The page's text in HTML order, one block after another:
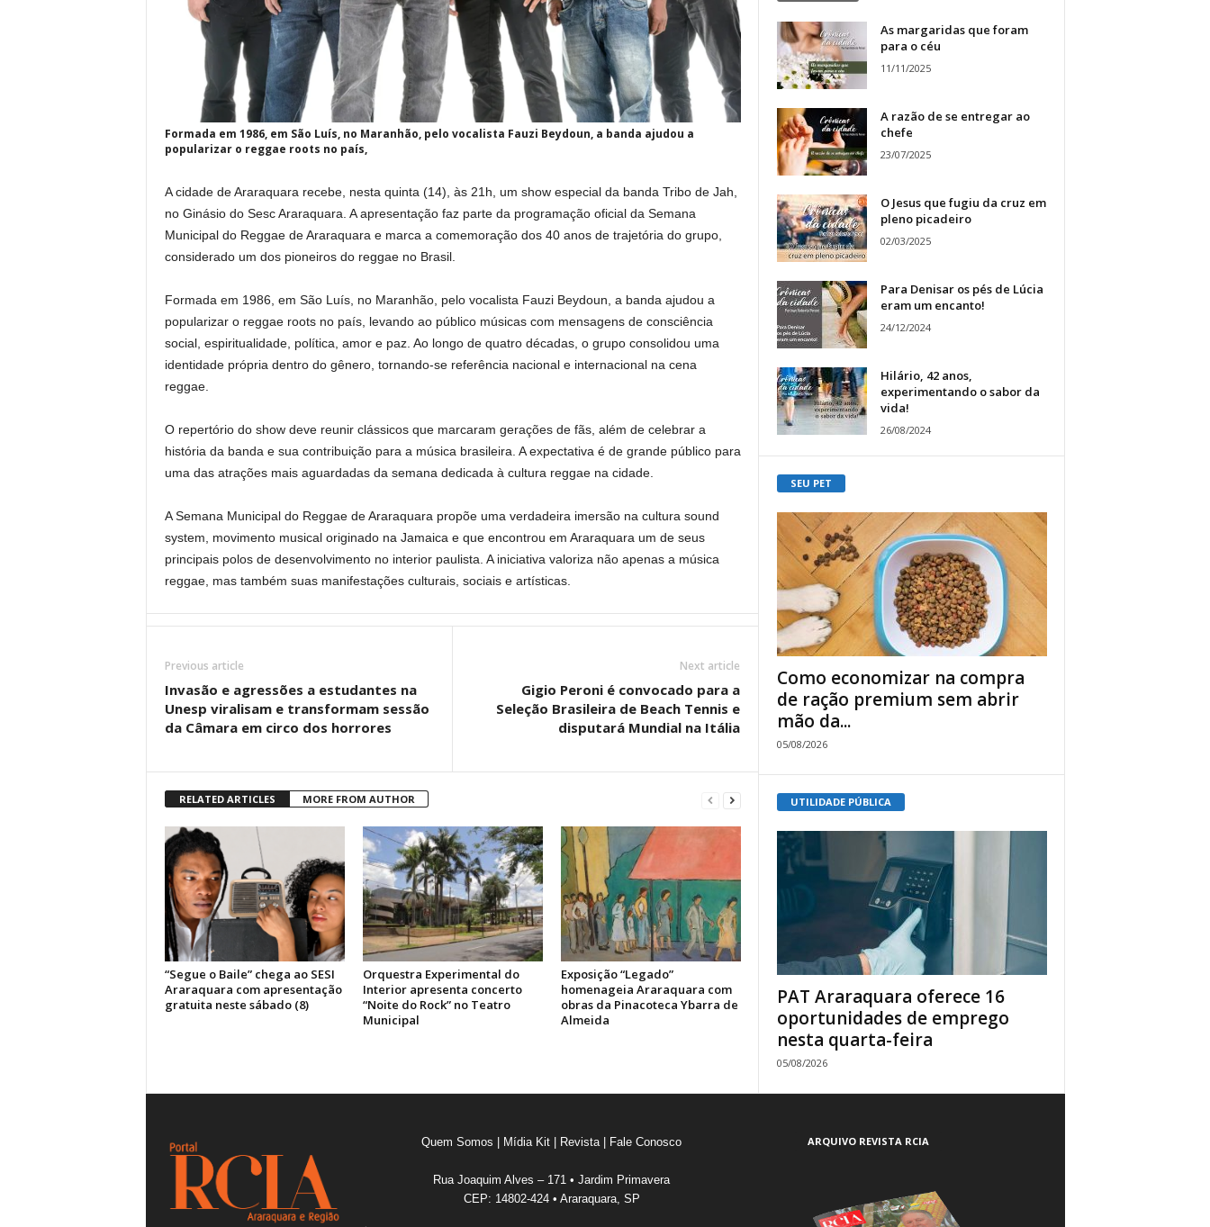
Formada em 1986, em São Luís, no Maranhão, pelo vocalista Fauzi Beydoun, a banda ajudou a
popularizar o reggae roots no país,
A cidade de Araraquara recebe, nesta quinta (14), às 21h, um show especial da banda Tribo de Jah,
no Ginásio do Sesc Araraquara. A apresentação faz parte da programação oficial da Semana
Municipal do Reggae de Araraquara e marca a comemoração dos 40 anos de trajetória do grupo,
considerado um dos pioneiros do reggae no Brasil.
Formada em 1986, em São Luís, no Maranhão, pelo vocalista Fauzi Beydoun, a banda ajudou a
popularizar o reggae roots no país, levando ao público músicas com mensagens de consciência
social, espiritualidade, política, amor e paz. Ao longo de quatro décadas, o grupo consolidou uma
identidade própria dentro do gênero, tornando-se referência nacional e internacional na cena
reggae.
O repertório do show deve reunir clássicos que marcaram gerações de fãs, além de celebrar a
história da banda e sua contribuição para a música brasileira. A expectativa é de grande público para
uma das atrações mais aguardadas da semana dedicada à cultura reggae na cidade.
A Semana Municipal do Reggae de Araraquara propõe uma verdadeira imersão na cultura sound
system, movimento musical originado na Jamaica e que encontrou em Araraquara um de seus
principais polos de desenvolvimento no interior paulista. A iniciativa valoriza não apenas a música
reggae, mas também suas manifestações culturais, sociais e artísticas.
Previous article
Invasão e agressões a estudantes na
Unesp viralisam e transformam sessão
da Câmara em circo dos horrores
Next article
Gigio Peroni é convocado para a
Seleção Brasileira de Beach Tennis e
disputará Mundial na Itália
RELATED ARTICLES MORE FROM AUTHOR
“Segue o Baile” chega ao SESI
Araraquara com apresentação
gratuita neste sábado (8)
Orquestra Experimental do
Interior apresenta concerto
“Noite do Rock” no Teatro
Municipal
Exposição “Legado”
homenageia Araraquara com
obras da Pinacoteca Ybarra de
Almeida
As margaridas que foram
para o céu
11/11/2025
A razão de se entregar ao
chefe
23/07/2025
O Jesus que fugiu da cruz em
pleno picadeiro
02/03/2025
Para Denisar os pés de Lúcia
eram um encanto!
24/12/2024
Hilário, 42 anos,
experimentando o sabor da
vida!
26/08/2024
SEU PET
Como economizar na compra
de ração premium sem abrir
mão da...
05/08/2026
UTILIDADE PÚBLICA
PAT Araraquara oferece 16
oportunidades de emprego
nesta quarta-feira
05/08/2026
Quem Somos | Mídia Kit | Revista | Fale Conosco
Rua Joaquim Alves – 171 • Jardim Primavera
CEP: 14802-424 • Araraquara, SP
ARQUIVO REVISTA RCIA